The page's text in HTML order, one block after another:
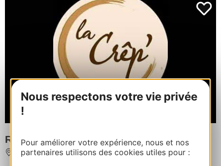
Nous respectons votre vie privée
!
Pour améliorer votre expérience, nous et nos
partenaires utilisons des cookies utiles pour :
Restaurant La Crêp'
LAVAUR